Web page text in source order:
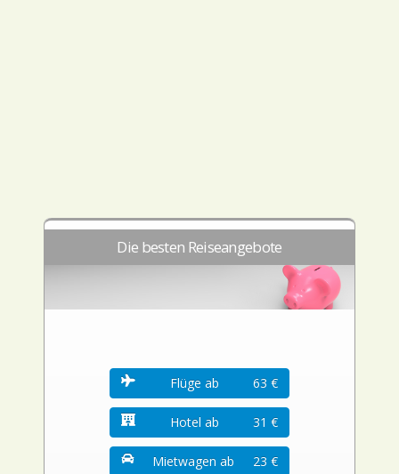
Die besten Reiseangebote
Flüge ab 63 €
Hotel ab 31 €
Mietwagen ab 23 €